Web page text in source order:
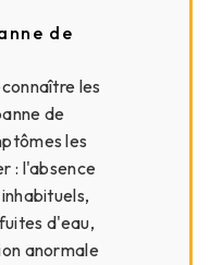
de
les
de
les
: l'absence
d'eau,
anormale